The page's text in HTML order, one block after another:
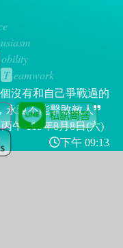
obility
T eamwork
沒有和自己爭戰過的
永遠不能擊敗敵人
午 115年8月8日(六)
下午 09:13